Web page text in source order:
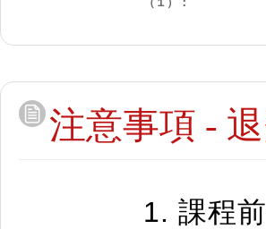
注意事項 -
1. 課程前